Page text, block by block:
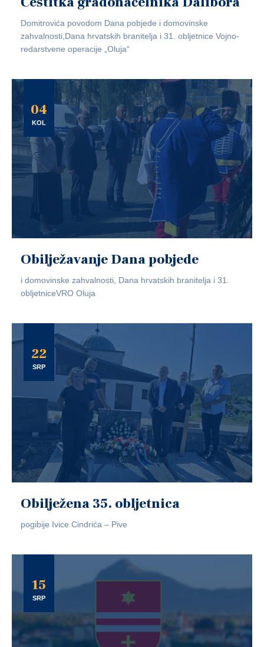
Domitrovića povodom Dana pobjede i domovinske
zahvalnosti,Dana hrvatskih branitelja i 31. obljetnice Vojno-
redarstvene operacije „Oluja“
04
KOL
Obilježavanje Dana pobjede
i domovinske zahvalnosti, Dana hrvatskih branitelja i 31.
obljetniceVRO Oluja
22
SRP
Obilježena 35. obljetnica
pogibije Ivice Cindrića – Pive
15
SRP